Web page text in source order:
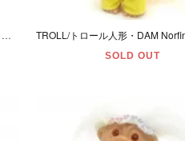
TROLL/トロール人形・DAM Norfin/ダム ノーフィン 「レッド/S/ワンピース」
SOLD OUT